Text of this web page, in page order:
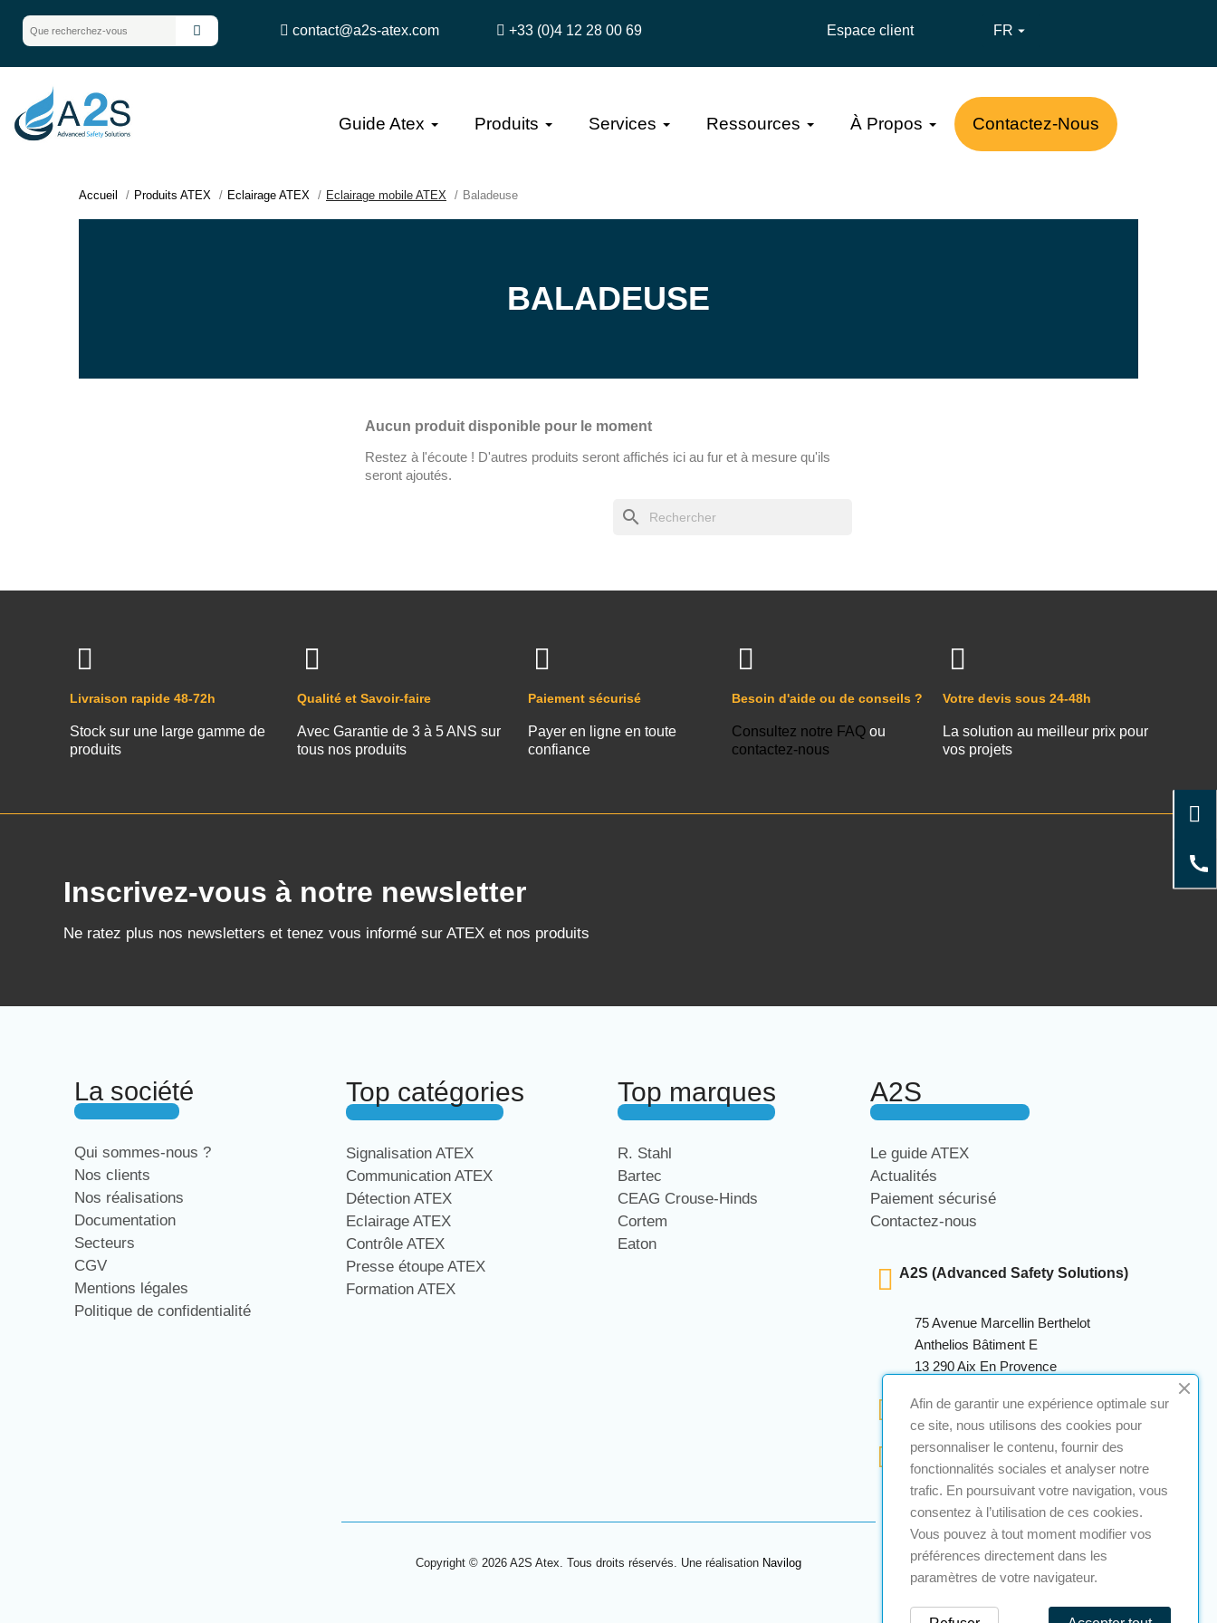
contact@a2s-atex.com +33 (0)4 12 28 00 69 Espace client FR 
Guide Atex Produits Services Ressources À Propos Contactez-Nous
Accueil Produits ATEX Eclairage ATEX Eclairage mobile ATEX Baladeuse
BALADEUSE
Aucun produit disponible pour le moment
Restez à l'écoute ! D'autres produits seront affichés ici au fur et à mesure qu'ils
seront ajoutés.
search
Livraison rapide 48-72h
Stock sur une large gamme de
produits
Qualité et Savoir-faire
Avec Garantie de 3 à 5 ANS sur
tous nos produits
Paiement sécurisé
Payer en ligne en toute
confiance
Besoin d'aide ou de conseils ?
Consultez notre FAQou
contactez-nous
Votre devis sous 24-48h
La solution au meilleur prix pour
vos projets
Inscrivez-vous à notre newsletter
Ne ratez plus nos newsletters et tenez vous informé sur ATEX et nos produits
La société
Qui sommes-nous ?
Nos clients
Nos réalisations
Documentation
Secteurs
CGV
Mentions légales
Politique de confidentialité
Top catégories
Signalisation ATEX
Communication ATEX
Détection ATEX
Eclairage ATEX
Contrôle ATEX
Presse étoupe ATEX
Formation ATEX
Top marques
R. Stahl
Bartec
CEAG Crouse-Hinds
Cortem
Eaton
A2S
Le guide ATEX
Actualités
Paiement sécurisé
Contactez-nous
A2S (Advanced Safety Solutions)
75 Avenue Marcellin Berthelot
Anthelios Bâtiment E
13 290 Aix En Provence
+33 (0)4 12 28 00 69
contact@a2s-atex.com
Copyright © 2026 A2S Atex. Tous droits réservés. Une réalisation Navilog
Afin de garantir une expérience optimale sur
ce site, nous utilisons des cookies pour
personnaliser le contenu, fournir des
fonctionnalités sociales et analyser notre
trafic. En poursuivant votre navigation, vous
consentez à l’utilisation de ces cookies.
Vous pouvez à tout moment modifier vos
préférences directement dans les
paramètres de votre navigateur.